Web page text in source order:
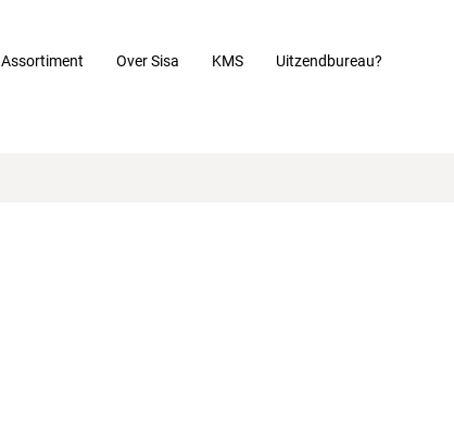
Assortiment Over Sisa KMS Uitzendbureau?